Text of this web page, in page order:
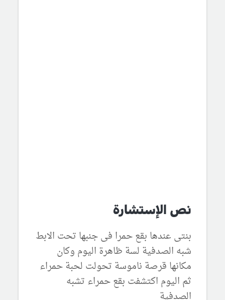
نص الإستشارة
بنتى عندها بقع حمرا فى جنبها تحت الابط
شبه الصدفية لسة ظاهرة اليوم وكان
مكانها قرصة ناموسة تحولت لحبة حمراء
ثم اليوم اكتشفت بقع حمراء تشبه